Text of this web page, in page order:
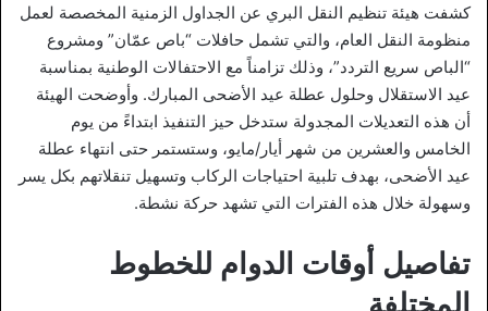
كشفت هيئة تنظيم النقل البري عن الجداول الزمنية المخصصة لعمل
منظومة النقل العام، والتي تشمل حافلات “باص عمّان” ومشروع
“الباص سريع التردد”، وذلك تزامناً مع الاحتفالات الوطنية بمناسبة
عيد الاستقلال وحلول عطلة عيد الأضحى المبارك. وأوضحت الهيئة
أن هذه التعديلات المجدولة ستدخل حيز التنفيذ ابتداءً من يوم
الخامس والعشرين من شهر أيار/مايو، وستستمر حتى انتهاء عطلة
عيد الأضحى، بهدف تلبية احتياجات الركاب وتسهيل تنقلاتهم بكل يسر
وسهولة خلال هذه الفترات التي تشهد حركة نشطة.
تفاصيل أوقات الدوام للخطوط
المختلفة